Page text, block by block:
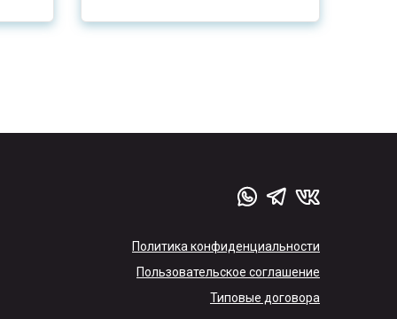
Политика конфиденциальности
Пользовательское соглашение
Типовые договора